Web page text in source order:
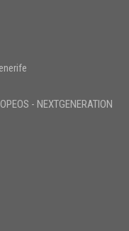
- NEXTGENERATION